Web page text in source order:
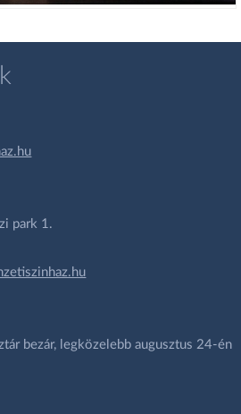
park 1.
bezár, legközelebb augusztus 24-én